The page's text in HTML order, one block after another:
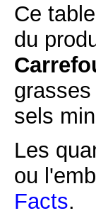
Ce
du
sels
Les
ou
Facts.